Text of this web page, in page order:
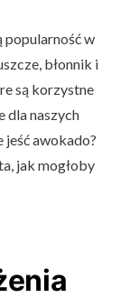
w
błonnik i
są korzystne
dla naszych
jeść awokado?
jak mogłoby